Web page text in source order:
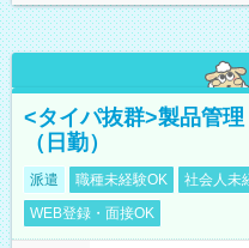
<タイパ抜群>製品管
（日勤）
派遣 職種未経験OK 社会人未
WEB登録・面接OK